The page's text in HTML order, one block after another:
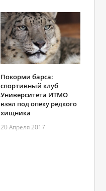
Покорми барса:
спортивный клуб
Университета ИТМО
взял под опеку редкого
хищника
20 Апреля 2017